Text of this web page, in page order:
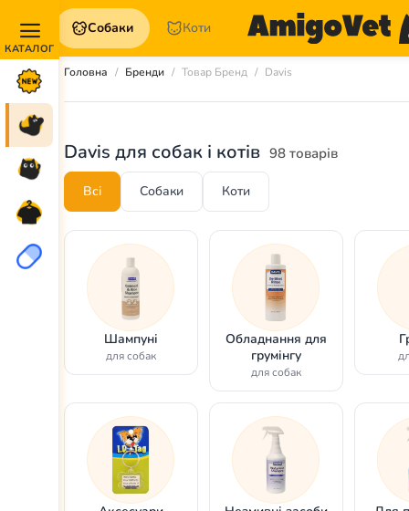
Собаки Коти
Головна Бренди Товар Бренд Davis
Davis для собак і котів 98 товарів
Всі Собаки Коти
Шампуні
для собак
Обладнання для
грумінгу
для собак
Акції та
Коти
Для